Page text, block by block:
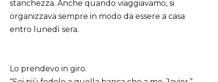
stanchezza. Anche quando viaggiavamo, si
organizzava sempre in modo da essere a casa
entro lunedì sera.
Lo prendevo in giro.